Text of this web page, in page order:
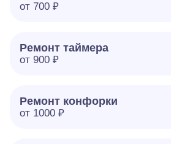
от 700 ₽
Ремонт таймера
от 900 ₽
Ремонт конфорки
от 1000 ₽